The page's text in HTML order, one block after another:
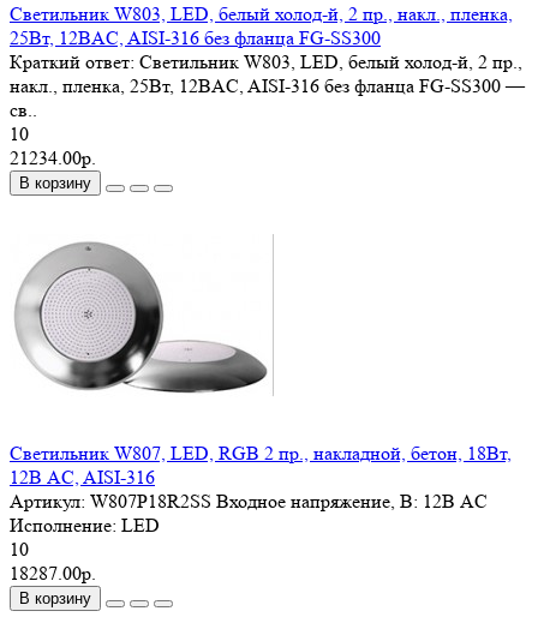
Светильник W803, LED, белый холод-й, 2 пр., накл., пленка,
25Вт, 12ВAC, AISI-316 без фланца FG-SS300
Краткий ответ: Светильник W803, LED, белый холод-й, 2 пр.,
накл., пленка, 25Вт, 12ВAC, AISI-316 без фланца FG-SS300 —
св..
10
21234.00р.
В корзину
Светильник W807, LED, RGB 2 пр., накладной, бетон, 18Вт,
12В AC, AISI-316
Артикул: W807P18R2SS Входное напряжение, В: 12В AC
Исполнение: LED
10
18287.00р.
В корзину